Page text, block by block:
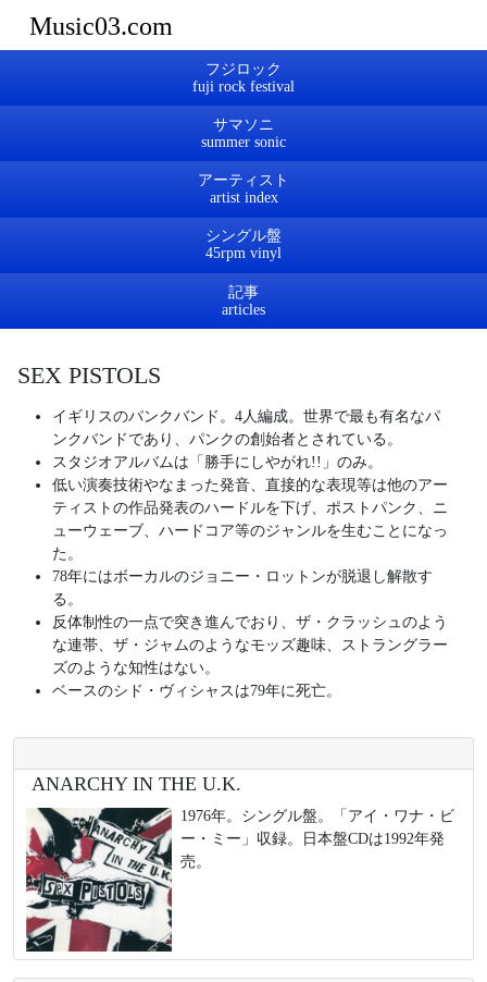
Music03.com
フジロック
サマソニ
アーティスト
シングル盤
記事
SEX PISTOLS
イギリスのパンクバンド。4人編成。世界で最も有名なパ
ンクバンドであり、パンクの創始者とされている。
スタジオアルバムは「勝手にしやがれ!!」のみ。
低い演奏技術やなまった発音、直接的な表現等は他のアー
ティストの作品発表のハードルを下げ、ポストパンク、ニ
ューウェーブ、ハードコア等のジャンルを生むことになっ
た。
78年にはボーカルのジョニー・ロットンが脱退し解散す
る。
反体制性の一点で突き進んでおり、ザ・クラッシュのよう
な連帯、ザ・ジャムのようなモッズ趣味、ストラングラー
ズのような知性はない。
ベースのシド・ヴィシャスは79年に死亡。
ANARCHY IN THE U.K.
1976年。シングル盤。「アイ・ワナ・ビ
ー・ミー」収録。日本盤CDは1992年発
売。